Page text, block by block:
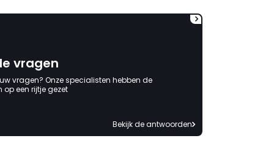
vragen
vragen? Onze specialisten hebben de
een rijtje gezet
Bekijk de antwoorden